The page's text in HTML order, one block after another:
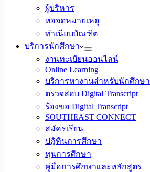
ผู้บริหาร
หอจดหมายเหตุ
ทำเนียบบัณฑิต
บริการนักศึกษา
งานทะเบียนออนไลน์
Online Learning
บริการหางานสำหรับนักศึกษา
ตรวจสอบ Digital Transcript
ร้องขอ Digital Transcript
SOUTHEAST CONNECT
สมัครเรียน
ปฎิทินการศึกษา
ทุนการศึกษา
คู่มือการศึกษาและหลักสูตร